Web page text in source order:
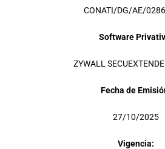
CONATI/DG/AE/
Software
ZYWALL
Fecha de
27/10/2025
Vigencia: